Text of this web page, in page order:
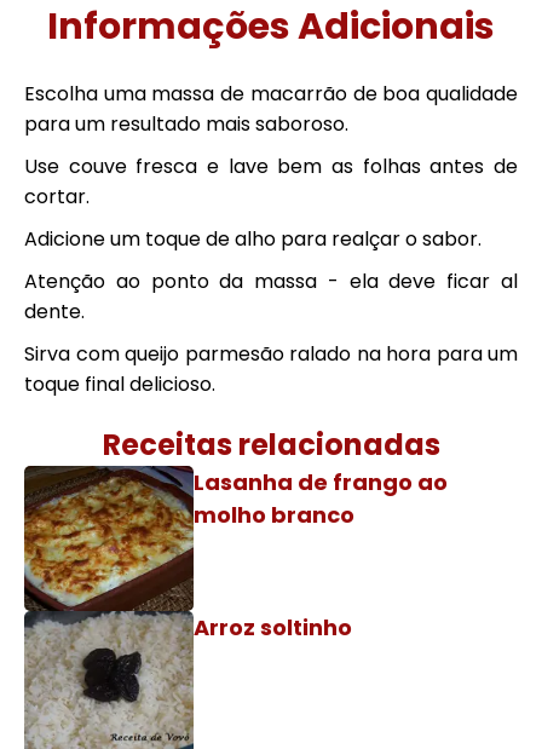
Informações Adicionais
Escolha uma massa de macarrão de boa qualidade
para um resultado mais saboroso.
Use couve fresca e lave bem as folhas antes de
cortar.
Adicione um toque de alho para realçar o sabor.
Atenção ao ponto da massa - ela deve ficar al
dente.
Sirva com queijo parmesão ralado na hora para um
toque final delicioso.
Receitas relacionadas
Lasanha de frango ao
molho branco
Arroz soltinho